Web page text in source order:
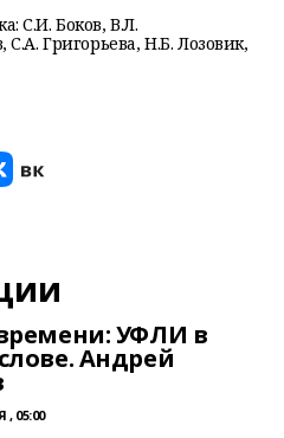
С.И. Боков, В.Л.
Григорьева, Н.Б. Лозовик,
УФЛИ в
Андрей
05:00